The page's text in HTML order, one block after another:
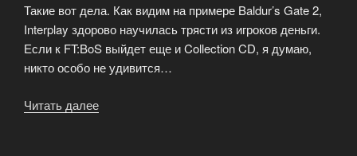
Такие вот дела. Как видим на примере Baldur’s Gate 2,
Interplay здорово научилась трясти из игроков деньги.
Если к FT:BoS выйдет еще и Collection CD, я думаю,
никто особо не удивится…
Читать далее